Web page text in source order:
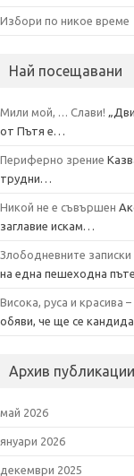
Избори по никое време
Най посещавани
Мили мой, … Слави!
от Пътя е…
Периферно зрение
трудни…
Никой не е съвършен
заглавие искам…
Злободневните записки
на една пешеходна
Висока, руса и красива
обяви, че ще се
Архив публикации
май 2026
януари 2026
декември 2025